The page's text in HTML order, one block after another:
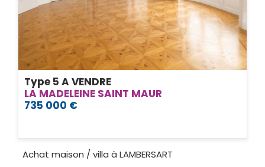
Type 5 A VENDRE
LA MADELEINE SAINT MAUR
735 000 €
Achat maison / villa à LAMBERSART